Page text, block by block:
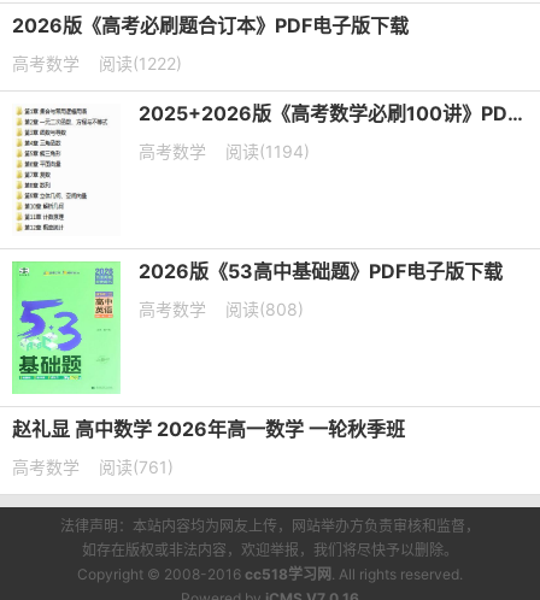
2026版《高考必刷题合订本》PDF电子版下载
高考数学 阅读(1222)
2025+2026版《高考数学必刷100讲》PDF电子版下载
高考数学 阅读(1194)
2026版《53高中基础题》PDF电子版下载
高考数学 阅读(808)
赵礼显 高中数学 2026年高一数学 一轮秋季班
高考数学 阅读(761)
法律声明：本站内容均为网友上传，网站举办方负责审核和监督，
如存在版权或非法内容，欢迎举报，我们将尽快予以删除。
Copyright © 2008-2016 cc518学习网 . All rights reserved.